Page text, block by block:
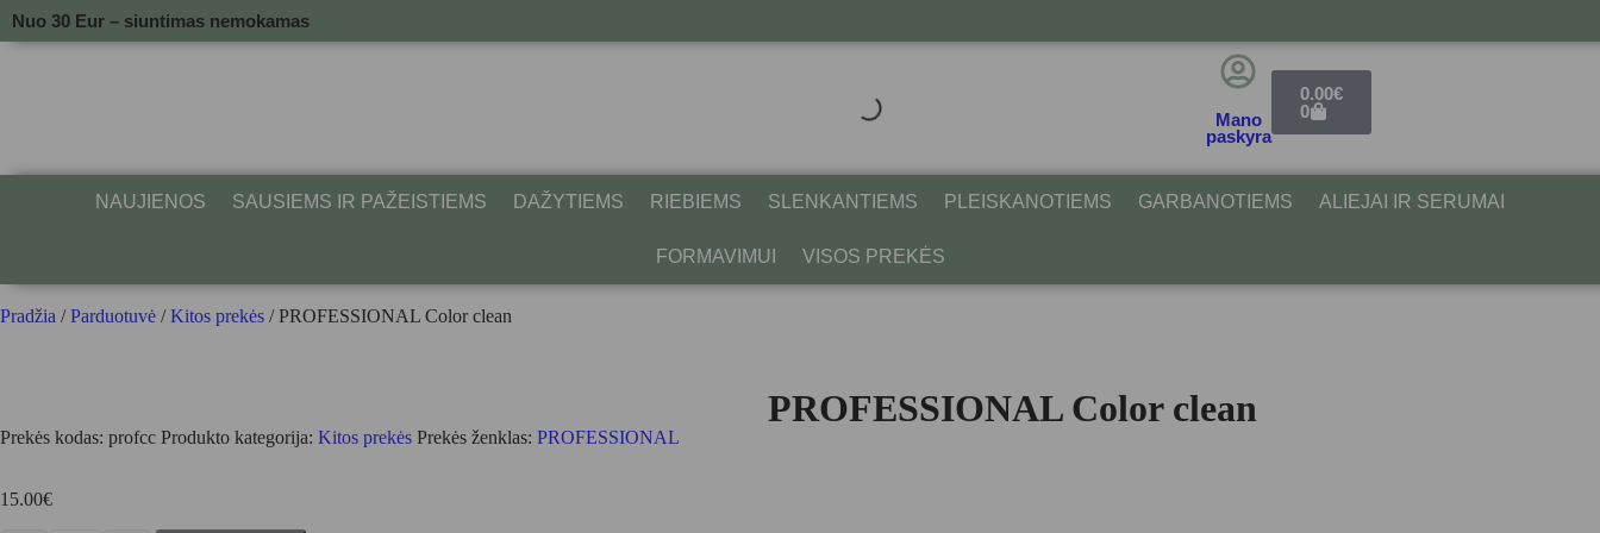
Nuo 30 Eur – siuntimas nemokamas
Mano
paskyra
0.00€
0
NAUJIENOS SAUSIEMS IR PAŽEISTIEMS DAŽYTIEMS RIEBIEMS SLENKANTIEMS PLEISKANOTIEMS GARBANOTIEMS ALIEJAI IR SERUMAI
FORMAVIMUI VISOS PREKĖS
Pradžia /Parduotuvė /Kitos prekės / PROFESSIONAL Color clean
PROFESSIONAL Color clean
Prekės kodas: profcc Produkto kategorija: Kitos prekės Prekės ženklas: PROFESSIONAL
15.00€